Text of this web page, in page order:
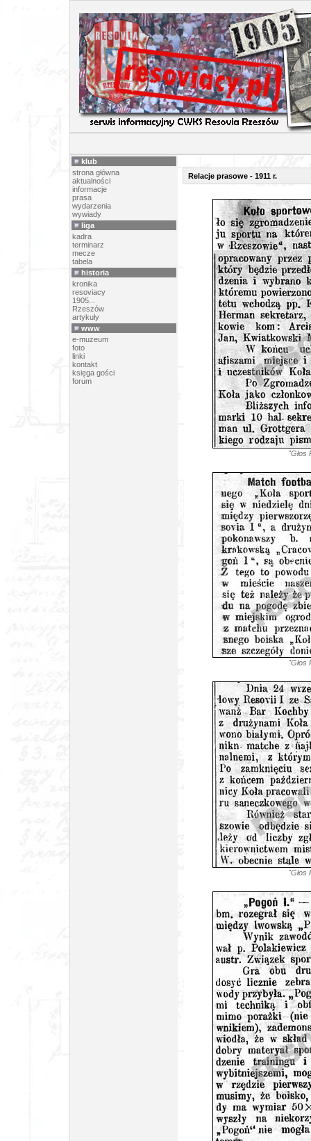
klub
strona główna
aktualności
informacje
prasa
wydarzenia
wywiady
liga
kadra
terminarz
mecze
tabela
historia
kronika
resoviacy
1905...
Rzeszów
artykuły
www
e-muzeum
foto
linki
kontakt
księga gości
forum
Relacje prasowe - 1911 r.
"Głos
"Głos
"Głos